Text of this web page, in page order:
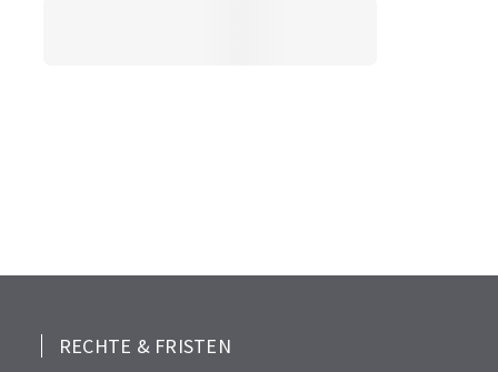
RECHTE & FRISTEN